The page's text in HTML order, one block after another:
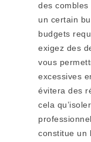
des
un certain
budgets
exigez des
vous
excessives
évitera des
cela
constitue un